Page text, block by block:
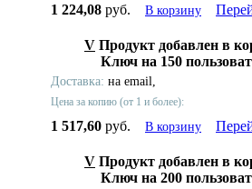
1 224,08 руб. В корзину
V Продукт добавлен в
Ключ на 150
Доставка: на email,
Цена за копию (от 1 и более):
1 517,60 руб. В корзину
V Продукт добавлен в
Ключ на 200